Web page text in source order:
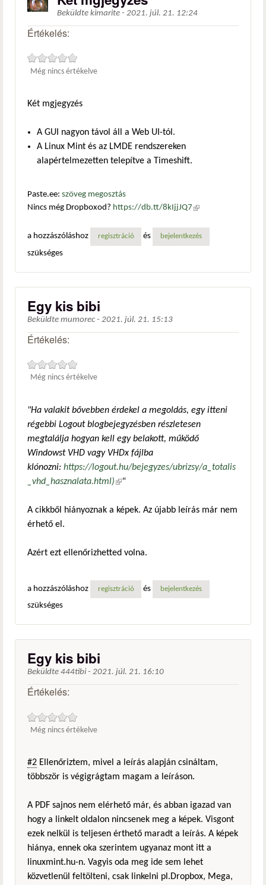
Beküldte kimarite - 2021. júl. 21. 12:24
Értékelés:
Még nincs értékelve
Két mgjegyzés
A GUI nagyon távol áll a Web UI-tól.
A Linux Mint és az LMDE rendszereken
alapértelmezetten telepítve a Timeshift.
Paste.ee: szöveg megosztás
Nincs még Dropboxod? https://db.tt/8kIjjJQ7 (külső
a hozzászóláshoz
regisztráció és bejelentkezés
szükséges
Egy kis bibi
Beküldte mumorec - 2021. júl. 21. 15:13
Értékelés:
Még nincs értékelve
"Ha valakit bővebben érdekel a megoldás, egy itteni
régebbi Logout blogbejegyzésben részletesen
megtalálja hogyan kell egy belakott, működő
Windowst VHD vagy VHDx fájlba
klónozni: https://logout.hu/bejegyzes/ubrizsy/a_totalis
_vhd_hasznalata.html)(külső hivatkozás)
"
A cikkből hiányoznak a képek. Az újabb leírás már nem
érhető el.
Azért ezt ellenőrizhetted volna.
a hozzászóláshoz regisztráció és bejelentkezés
szükséges
Egy kis bibi
Beküldte 444tibi - 2021. júl. 21. 16:10
Értékelés:
Még nincs értékelve
#2 Ellenőriztem, mivel a leírás alapján csináltam,
többször is végigrágtam magam a leíráson.
A PDF sajnos nem elérhető már, és abban igazad van
hogy a linkelt oldalon nincsenek meg a képek. Visgont
ezek nelkül is teljesen érthető maradt a leírás. A képek
hiánya, ennek oka szerintem ugyanaz mont itt a
linuxmint.hu-n. Vagyis oda meg ide sem lehet
közvetlenül feltölteni, csak linkelni pl.Dropbox, Mega,